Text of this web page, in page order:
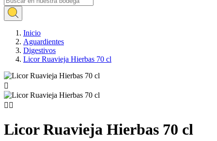
Inicio
Aguardientes
Digestivos
Licor Ruavieja Hierbas 70 cl

 
Licor Ruavieja Hierbas 70 cl